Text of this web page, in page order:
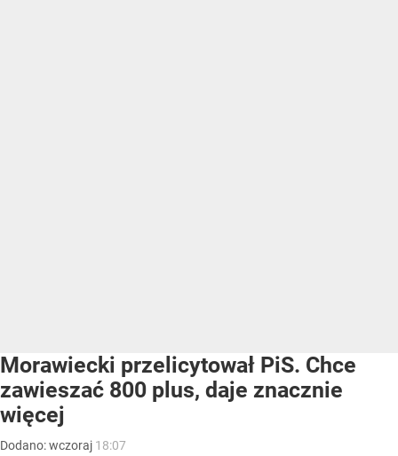
Morawiecki przelicytował PiS. Chce
zawieszać 800 plus, daje znacznie
więcej
Dodano:wczoraj 18:07